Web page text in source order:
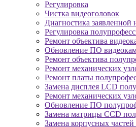
Регулировка
Чистка видеоголовок
Диагностика заявленной
Регулировка
Ремонт объектива
Обновление ПО
Ремонт объектива
Ремонт механических
Ремонт платы
Замена дисплея LCD
Ремонт механических
Обновление ПО
Замена матрицы CCD
Замена корпусных